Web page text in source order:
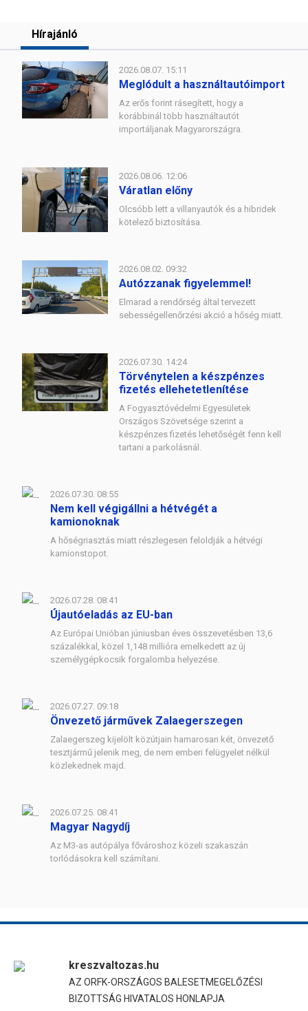
Hírajánló
2026.08.07. 15:11
Meglódult a használtautóimport
Az erős forint rásegített, hogy a
korábbinál több használtautót
importáljanak Magyarországra.
2026.08.06. 12:06
Váratlan előny
Olcsóbb lett a villanyautók és a hibridek
kötelező biztosítása.
2026.08.02. 09:32
Autózzanak figyelemmel!
Elmarad a rendőrség által tervezett
sebességellenőrzési akció a hőség miatt.
2026.07.30. 14:24
Törvénytelen a készpénzes
fizetés ellehetetlenítése
A Fogyasztóvédelmi Egyesületek
Országos Szövetsége szerint a
készpénzes fizetés lehetőségét fenn kell
tartani a parkolásnál.
2026.07.30. 08:55
Nem kell végigállni a hétvégét a
kamionoknak
A hőségriasztás miatt részlegesen feloldják a hétvégi
kamionstopot.
2026.07.28. 08:41
Újautóeladás az EU-ban
Az Európai Unióban júniusban éves összevetésben 13,6
százalékkal, közel 1,148 millióra emelkedett az új
személygépkocsik forgalomba helyezése.
2026.07.27. 09:18
Önvezető járművek Zalaegerszegen
Zalaegerszeg kijelölt közútjain hamarosan két, önvezető
tesztjármű jelenik meg, de nem emberi felügyelet nélkül
közlekednek majd.
2026.07.25. 08:41
Magyar Nagydíj
Az M3-as autópálya fővároshoz közeli szakaszán
torlódásokra kell számítani.
kreszvaltozas.hu
AZ ORFK-ORSZÁGOS BALESETMEGELŐZÉSI
BIZOTTSÁG HIVATALOS HONLAPJA